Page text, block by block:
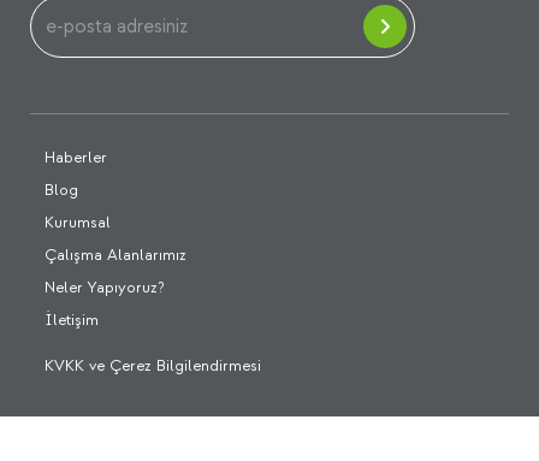
Haberler
Blog
Kurumsal
Çalışma Alanlarımız
Neler Yapıyoruz?
İletişim
KVKK ve Çerez Bilgilendirmesi